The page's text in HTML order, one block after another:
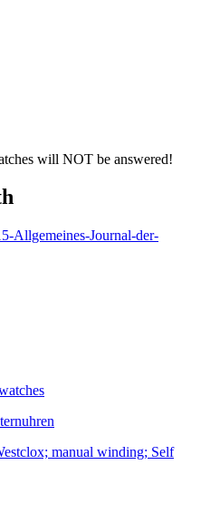
will NOT be answered!
manual winding; Self